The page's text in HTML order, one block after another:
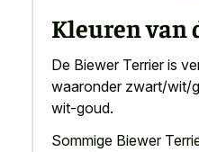
Kleuren van
De Biewer Terrier is
waaronder zwart/wit/
wit-goud.
Sommige Biewer